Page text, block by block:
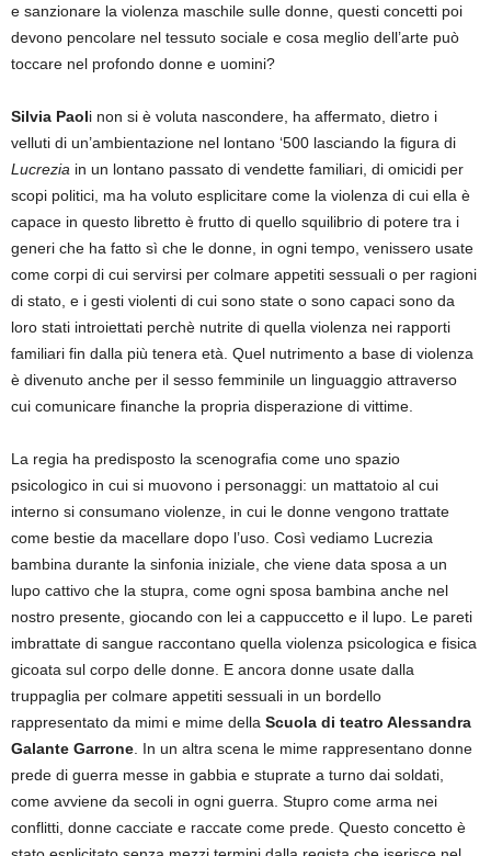
e sanzionare la violenza maschile sulle donne, questi concetti poi
devono pencolare nel tessuto sociale e cosa meglio dell’arte può
toccare nel profondo donne e uomini?
Silvia Paoli non si è voluta nascondere, ha affermato, dietro i
velluti di un’ambientazione nel lontano ‘500 lasciando la figura di
Lucrezia in un lontano passato di vendette familiari, di omicidi per
scopi politici, ma ha voluto esplicitare come la violenza di cui ella è
capace in questo libretto è frutto di quello squilibrio di potere tra i
generi che ha fatto sì che le donne, in ogni tempo, venissero usate
come corpi di cui servirsi per colmare appetiti sessuali o per ragioni
di stato, e i gesti violenti di cui sono state o sono capaci sono da
loro stati introiettati perchè nutrite di quella violenza nei rapporti
familiari fin dalla più tenera età. Quel nutrimento a base di violenza
è divenuto anche per il sesso femminile un linguaggio attraverso
cui comunicare finanche la propria disperazione di vittime.
La regia ha predisposto la scenografia come uno spazio
psicologico in cui si muovono i personaggi: un mattatoio al cui
interno si consumano violenze, in cui le donne vengono trattate
come bestie da macellare dopo l’uso. Così vediamo Lucrezia
bambina durante la sinfonia iniziale, che viene data sposa a un
lupo cattivo che la stupra, come ogni sposa bambina anche nel
nostro presente, giocando con lei a cappuccetto e il lupo. Le pareti
imbrattate di sangue raccontano quella violenza psicologica e fisica
gicoata sul corpo delle donne. E ancora donne usate dalla
truppaglia per colmare appetiti sessuali in un bordello
rappresentato da mimi e mime della Scuola di teatro Alessandra
Galante Garrone. In un altra scena le mime rappresentano donne
prede di guerra messe in gabbia e stuprate a turno dai soldati,
come avviene da secoli in ogni guerra. Stupro come arma nei
conflitti, donne cacciate e raccate come prede. Questo concetto è